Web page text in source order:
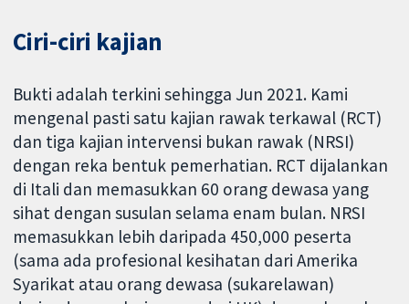
Ciri-ciri kajian
Bukti adalah terkini sehingga Jun 2021. Kami
mengenal pasti satu kajian rawak terkawal (RCT)
dan tiga kajian intervensi bukan rawak (NRSI)
dengan reka bentuk pemerhatian. RCT dijalankan
di Itali dan memasukkan 60 orang dewasa yang
sihat dengan susulan selama enam bulan. NRSI
memasukkan lebih daripada 450,000 peserta
(sama ada profesional kesihatan dari Amerika
Syarikat atau orang dewasa (sukarelawan)